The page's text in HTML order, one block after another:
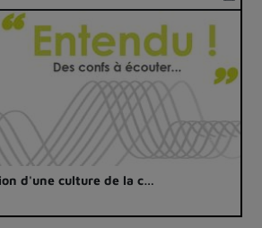
d'une culture de la c…